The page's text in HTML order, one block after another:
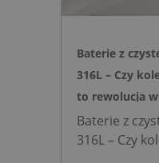
Baterie z
316L – Czy
to rewolucja
łazience?
Baterie z
316L – Czy